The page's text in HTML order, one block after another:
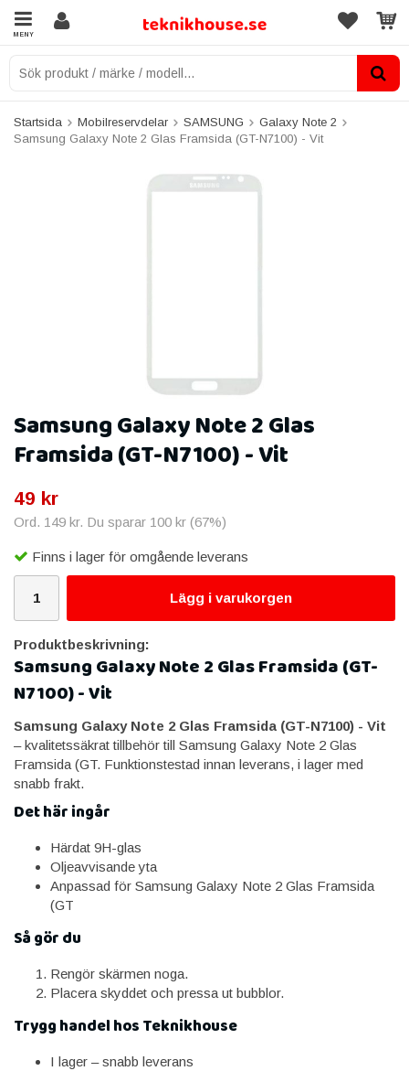
MENY
Startsida Mobilreservdelar SAMSUNG
Galaxy Note 2
Samsung Galaxy Note 2 Glas Framsida (GT-N7100) - Vit
Samsung Galaxy Note 2 Glas
Framsida (GT-N7100) - Vit
49 kr
Ord. 149 kr. Du sparar 100 kr (67%)
Finns i lager för omgående leverans
Lägg i varukorgen
Produktbeskrivning:
Samsung Galaxy Note 2 Glas Framsida (GT-
N7100) - Vit
Samsung Galaxy Note 2 Glas Framsida (GT-N7100) - Vit
– kvalitetssäkrat tillbehör till Samsung Galaxy Note 2 Glas
Framsida (GT. Funktionstestad innan leverans, i lager med
snabb frakt.
Det här ingår
Härdat 9H-glas
Oljeavvisande yta
Anpassad för Samsung Galaxy Note 2 Glas Framsida
(GT
Så gör du
Rengör skärmen noga.
Placera skyddet och pressa ut bubblor.
Trygg handel hos Teknikhouse
I lager – snabb leverans